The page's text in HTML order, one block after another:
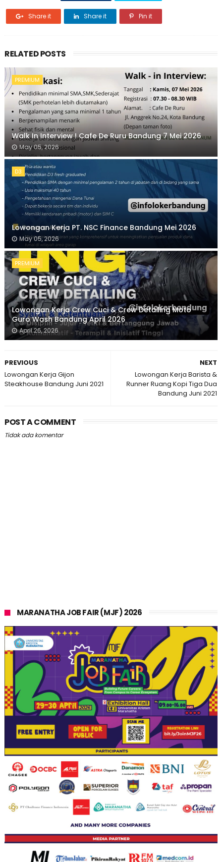
Share it Share it Pin it
RELATED POSTS
PREMIUM
Walk In Interview ! Cafe De Ruru Bandung 7 Mei 2026
May 05, 2026
D3
Lowongan Kerja PT. NSC Finance Bandung Mei 2026
May 05, 2026
PREMIUM
Lowongan Kerja Crew Cuci & Crew Detailing Moto
Guro Wash Bandung April 2026
April 26, 2026
NEXT
Lowongan Kerja Barista &
Runner Ruang Kopi Tiga Dua
Bandung Juni 2021
PREVIOUS
Lowongan Kerja Gijon
Steakhouse Bandung Juni 2021
POST A COMMENT
Tidak ada komentar
MARANATHA JOB FAIR (MJF) 2026